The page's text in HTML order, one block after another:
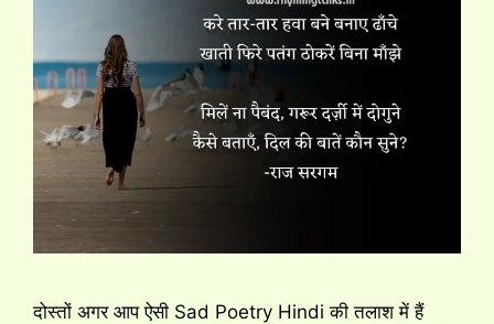
दोस्तों अगर आप ऐसी Sad Poetry Hindi की तलाश में हैं